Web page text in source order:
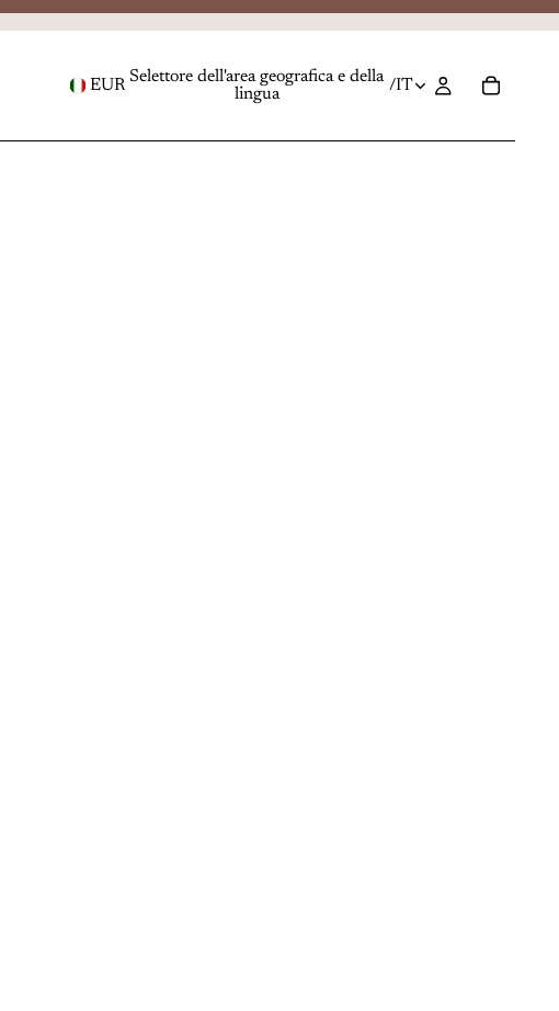
EUR Selettore dell'area geografica e della
lingua
/IT